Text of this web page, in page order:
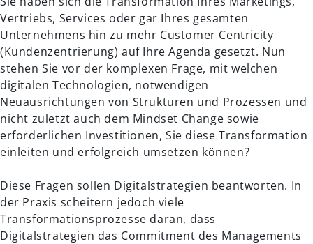
Vertriebs, Services oder gar Ihres gesamten
Unternehmens hin zu mehr Customer Centricity
(Kundenzentrierung) auf Ihre Agenda gesetzt. Nun
stehen Sie vor der komplexen Frage, mit welchen
digitalen Technologien, notwendigen
Neuausrichtungen von Strukturen und Prozessen und
nicht zuletzt auch dem Mindset Change sowie
erforderlichen Investitionen, Sie diese Transformation
einleiten und erfolgreich umsetzen können?
Diese Fragen sollen Digitalstrategien beantworten. In
der Praxis scheitern jedoch viele
Transformationsprozesse daran, dass
Digitalstrategien das Commitment des Managements